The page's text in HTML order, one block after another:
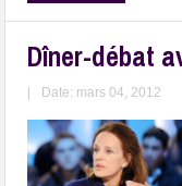
Dîner-débat
Date: mars 04, 2012